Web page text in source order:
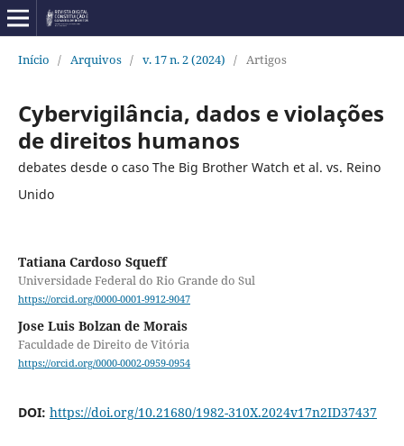
Início / Arquivos / v. 17 n. 2 (2024) / Artigos
Cybervigilância, dados e violações
de direitos humanos
debates desde o caso The Big Brother Watch et al. vs. Reino
Unido
Tatiana Cardoso Squeff
Universidade Federal do Rio Grande do Sul
https://orcid.org/0000-0001-9912-9047
Jose Luis Bolzan de Morais
Faculdade de Direito de Vitória
https://orcid.org/0000-0002-0959-0954
DOI: https://doi.org/10.21680/1982-310X.2024v17n2ID37437